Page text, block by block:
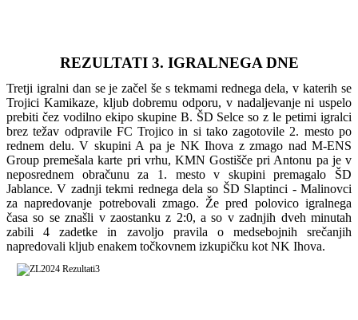
REZULTATI 3. IGRALNEGA DNE
Tretji igralni dan se je začel še s tekmami rednega dela, v katerih se
Trojici Kamikaze, kljub dobremu odporu, v nadaljevanje ni uspelo
prebiti čez vodilno ekipo skupine B. ŠD Selce so z le petimi igralci
brez težav odpravile FC Trojico in si tako zagotovile 2. mesto po
rednem delu. V skupini A pa je NK Ihova z zmago nad M-ENS
Group premešala karte pri vrhu, KMN Gostišče pri Antonu pa je v
neposrednem obračunu za 1. mesto v skupini premagalo ŠD
Jablance. V zadnji tekmi rednega dela so ŠD Slaptinci - Malinovci
za napredovanje potrebovali zmago. Že pred polovico igralnega
časa so se znašli v zaostanku z 2:0, a so v zadnjih dveh minutah
zabili 4 zadetke in zavoljo pravila o medsebojnih srečanjih
napredovali kljub enakem točkovnem izkupičku kot NK Ihova.